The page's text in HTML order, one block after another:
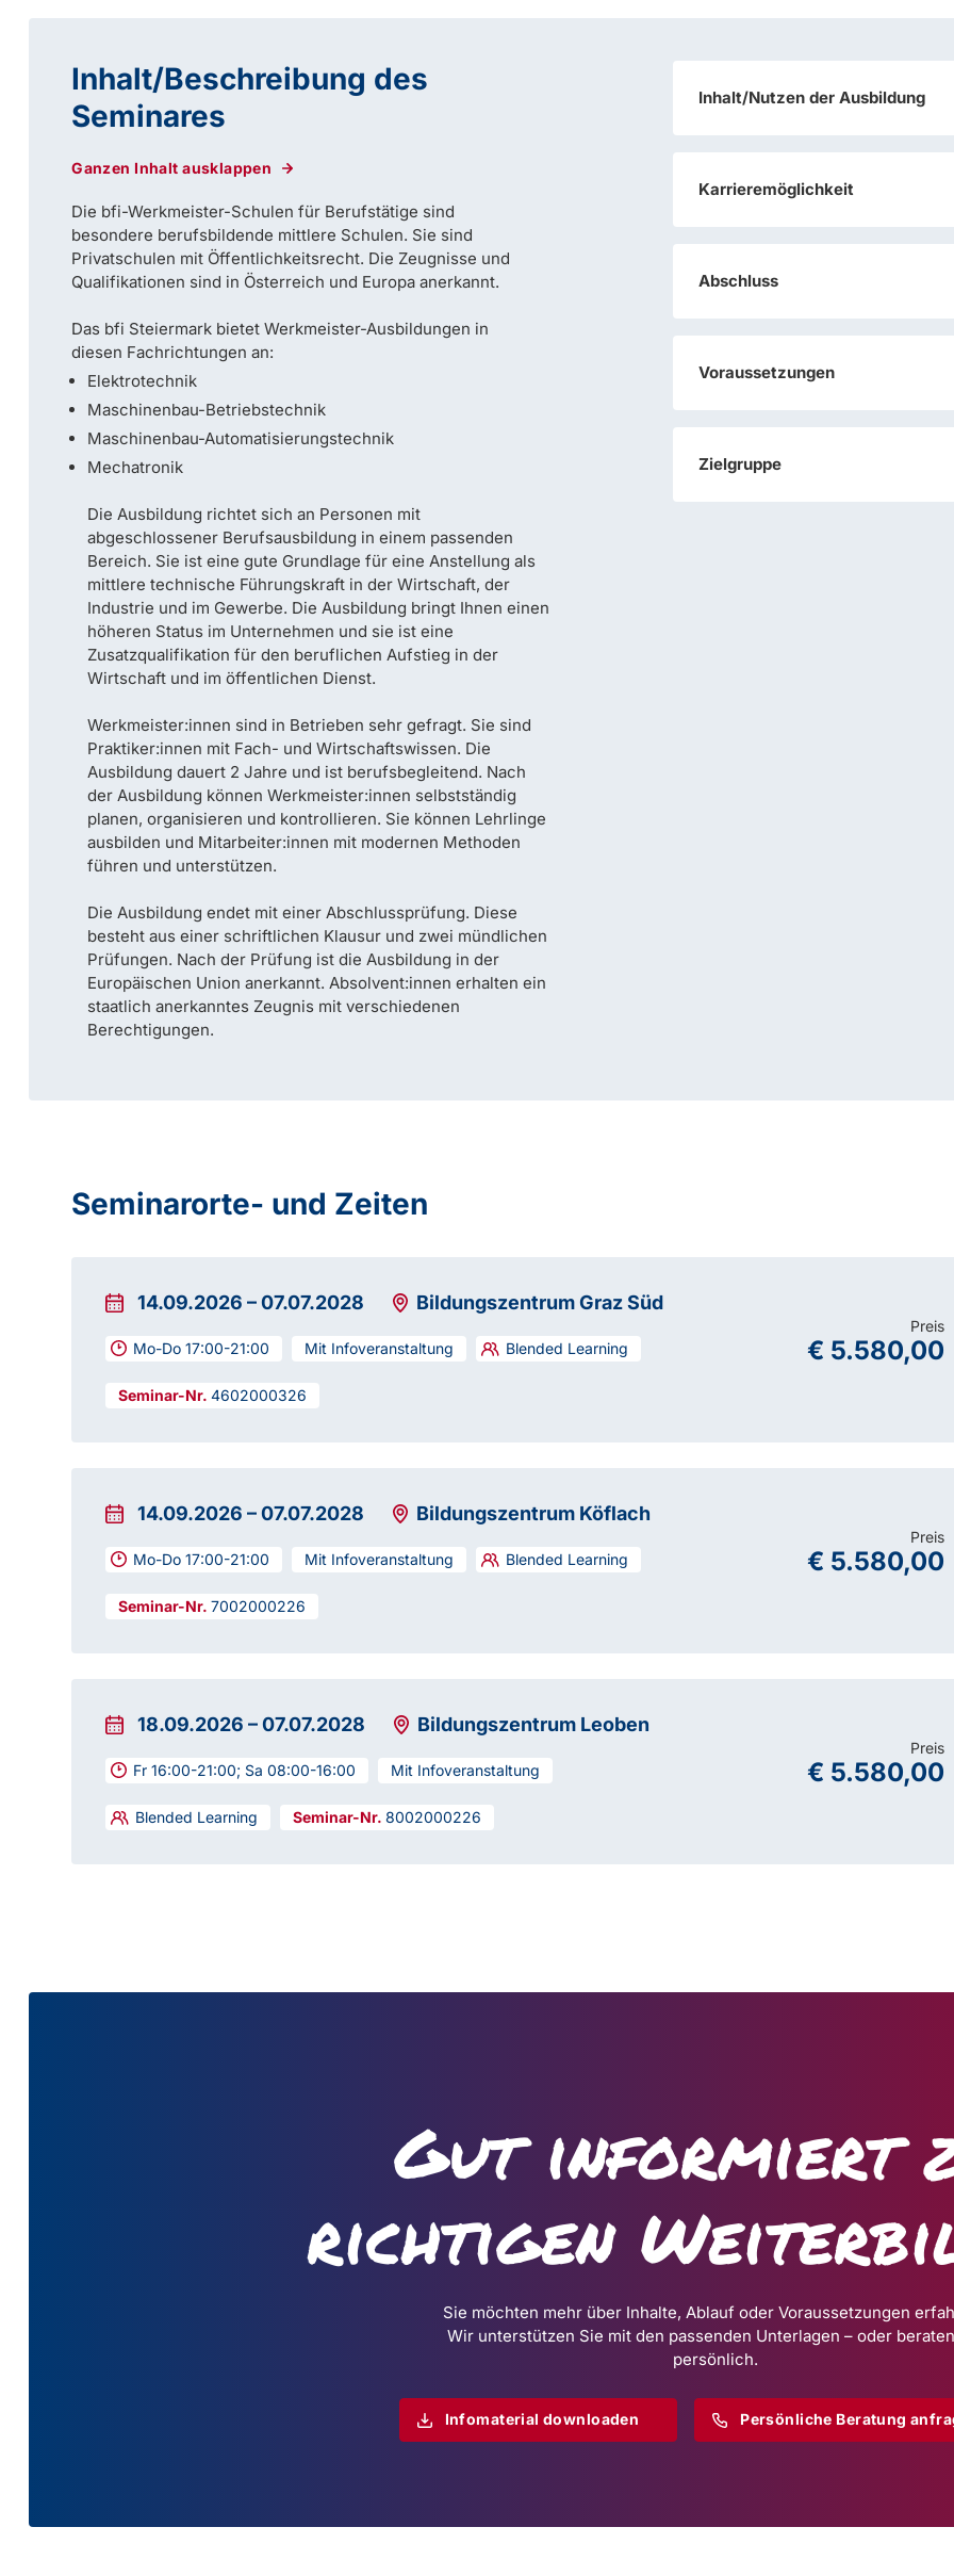
Inhalt/Beschreibung des
Seminares
Ganzen Inhalt ausklappen
Die bfi-Werkmeister-Schulen für Berufstätige sind
besondere berufsbildende mittlere Schulen. Sie sind
Privatschulen mit Öffentlichkeitsrecht. Die Zeugnisse und
Qualifikationen sind in Österreich und Europa anerkannt.
Das bfi Steiermark bietet Werkmeister-Ausbildungen in
diesen Fachrichtungen an:
Elektrotechnik
Maschinenbau-Betriebstechnik
Maschinenbau-Automatisierungstechnik
Mechatronik
Die Ausbildung richtet sich an Personen mit
abgeschlossener Berufsausbildung in einem passenden
Bereich. Sie ist eine gute Grundlage für eine Anstellung als
mittlere technische Führungskraft in der Wirtschaft, der
Industrie und im Gewerbe. Die Ausbildung bringt Ihnen einen
höheren Status im Unternehmen und sie ist eine
Zusatzqualifikation für den beruflichen Aufstieg in der
Wirtschaft und im öffentlichen Dienst.
Werkmeister:innen sind in Betrieben sehr gefragt. Sie sind
Praktiker:innen mit Fach- und Wirtschaftswissen. Die
Ausbildung dauert 2 Jahre und ist berufsbegleitend. Nach
der Ausbildung können Werkmeister:innen selbstständig
planen, organisieren und kontrollieren. Sie können Lehrlinge
ausbilden und Mitarbeiter:innen mit modernen Methoden
führen und unterstützen.
Die Ausbildung endet mit einer Abschlussprüfung. Diese
besteht aus einer schriftlichen Klausur und zwei mündlichen
Prüfungen. Nach der Prüfung ist die Ausbildung in der
Europäischen Union anerkannt. Absolvent:innen erhalten ein
staatlich anerkanntes Zeugnis mit verschiedenen
Berechtigungen.
Inhalt/Nutzen der Ausbildung
Karrieremöglichkeit
Abschluss
Voraussetzungen
Zielgruppe
Seminarorte- und Zeiten
14.09.2026 –07.07.2028 Bildungszentrum Graz Süd
Mo-Do 17:00-21:00 Mit Infoveranstaltung Blended Learning
4602000326
Preis
€ 5.580,00
14.09.2026 –07.07.2028 Bildungszentrum Köflach
Mo-Do 17:00-21:00 Mit Infoveranstaltung Blended Learning
7002000226
Preis
€ 5.580,00
18.09.2026 –07.07.2028 Bildungszentrum Leoben
Fr 16:00-21:00; Sa 08:00-16:00 Mit Infoveranstaltung
Blended Learning 8002000226
Preis
€ 5.580,00
Gut informiert
richtigen
Sie möchten mehr über Inhalte, Ablauf oder Voraussetzungen
Wir unterstützen Sie mit den passenden Unterlagen – oder
persönlich.
Infomaterial downloaden Persönliche Beratung